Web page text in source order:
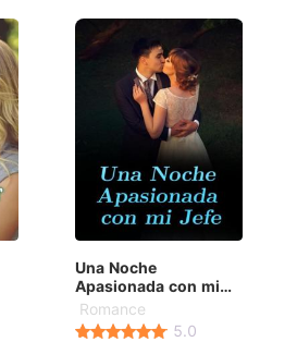
Una Noche
Apasionada con mi
Jefe
Romance
5.0